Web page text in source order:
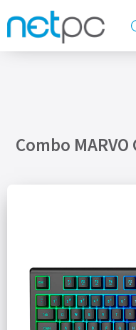
Combo